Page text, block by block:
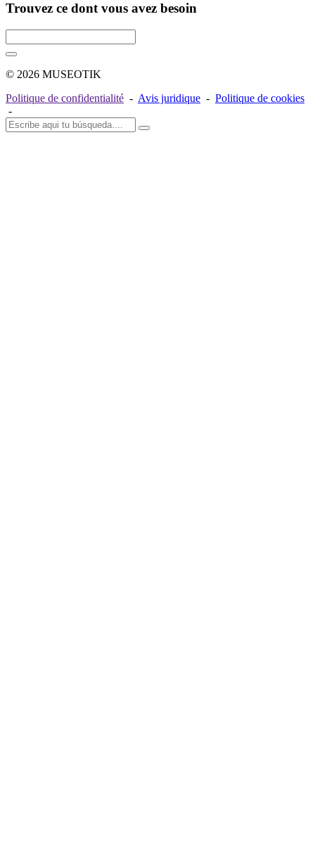
Trouvez ce dont vous avez besoin
© 2026 MUSEOTIK
Politique de confidentialité - Avis juridique - Politique de cookies
-